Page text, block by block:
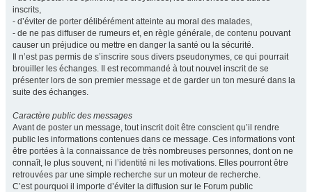
inscrits,
- d’éviter de porter délibérément atteinte au moral des malades,
- de ne pas diffuser de rumeurs et, en règle générale, de contenu pouvant
causer un préjudice ou mettre en danger la santé ou la sécurité.
Il n’est pas permis de s’inscrire sous divers pseudonymes, ce qui pourrait
brouiller les échanges. Il est recommandé à tout nouvel inscrit de se
présenter lors de son premier message et de garder un ton mesuré dans la
suite des échanges.
Caractère public des messages
Avant de poster un message, tout inscrit doit être conscient qu’il rendre
public les informations contenues dans ce message. Ces informations vont
être portées à la connaissance de très nombreuses personnes, dont on ne
connaît, le plus souvent, ni l’identité ni les motivations. Elles pourront être
retrouvées par une simple recherche sur un moteur de recherche.
C’est pourquoi il importe d’éviter la diffusion sur le Forum public